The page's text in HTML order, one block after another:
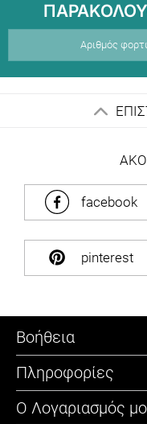
facebook
pinterest
Βοήθεια
Πληροφορίες
Ο Λογαριασμός